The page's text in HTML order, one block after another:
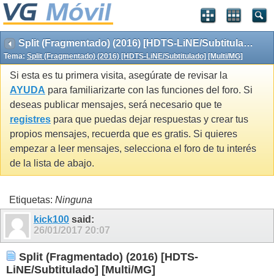
Split (Fragmentado) (2016) [HDTS-LiNE/Subtitulado] [Multi/MG]
Tema: Split (Fragmentado) (2016) [HDTS-LiNE/Subtitulado] [Multi/MG]
Si esta es tu primera visita, asegúrate de revisar la
AYUDA para familiarizarte con las funciones del foro. Si
deseas publicar mensajes, será necesario que te
registres para que puedas dejar respuestas y crear tus
propios mensajes, recuerda que es gratis. Si quieres
empezar a leer mensajes, selecciona el foro de tu interés
de la lista de abajo.
Etiquetas: Ninguna
kick100 said:
26/01/2017 20:07
Split (Fragmentado) (2016) [HDTS-
LiNE/Subtitulado] [Multi/MG]